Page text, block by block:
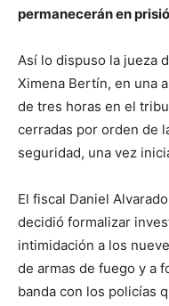
permanecerán en
Así lo dispuso la jueza
Ximena Bertín, en una
de tres horas en el
cerradas por orden de
seguridad, una vez
El fiscal Daniel
decidió formalizar
intimidación a los
de armas de fuego y a
banda con los policías